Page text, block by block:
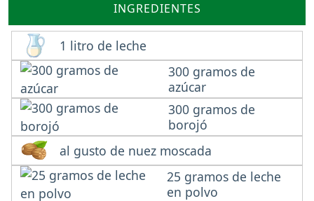
INGREDIENTES
1 litro de leche
300 gramos de
azúcar
300 gramos de
borojó
al gusto de nuez moscada
25 gramos de leche
en polvo